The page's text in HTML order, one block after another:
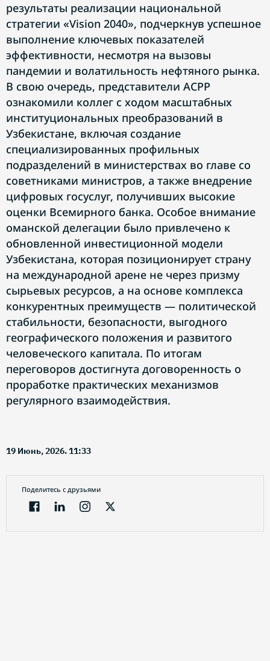
результаты реализации национальной
стратегии «Vision 2040», подчеркнув успешное
выполнение ключевых показателей
эффективности, несмотря на вызовы
пандемии и волатильность нефтяного рынка.
В свою очередь, представители АСРР
ознакомили коллег с ходом масштабных
институциональных преобразований в
Узбекистане, включая создание
специализированных профильных
подразделений в министерствах во главе со
советниками министров, а также внедрение
цифровых госуслуг, получивших высокие
оценки Всемирного банка. Особое внимание
оманской делегации было привлечено к
обновленной инвестиционной модели
Узбекистана, которая позиционирует страну
на международной арене не через призму
сырьевых ресурсов, а на основе комплекса
конкурентных преимуществ — политической
стабильности, безопасности, выгодного
географического положения и развитого
человеческого капитала. По итогам
переговоров достигнута договоренность о
проработке практических механизмов
регулярного взаимодействия.
19 Июнь, 2026. 11:33
Поделитесь с друзьями